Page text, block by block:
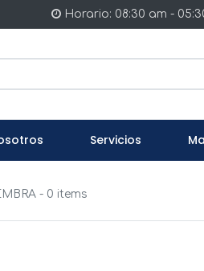
Horario: 08:30 am -
Servicios
- 0 items